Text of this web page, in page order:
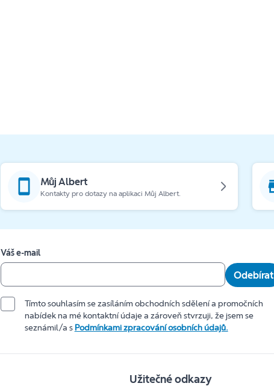
Můj Albert
Kontakty pro dotazy na aplikaci Můj Albert.
Váš e-mail
Odebírat
Tímto souhlasím se zasíláním obchodních sdělení a promočních
nabídek na mé kontaktní údaje a zároveň stvrzuji, že jsem se
seznámil/a s Podmínkami zpracování osobních údajů.
Užitečné odkazy